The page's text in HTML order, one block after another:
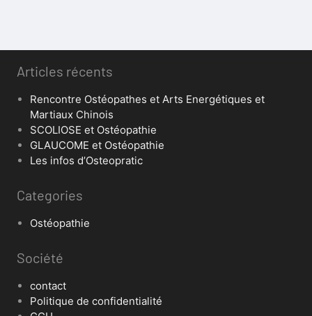
Articles récents
Rencontre Ostéopathes et Arts Energétiques et
Martiaux Chinois
SCOLIOSE et Ostéopathie
GLAUCOME et Ostéopathie
Les infos d’Osteopratic
Categories
Ostéopathie
Société
contact
Politique de confidentialité